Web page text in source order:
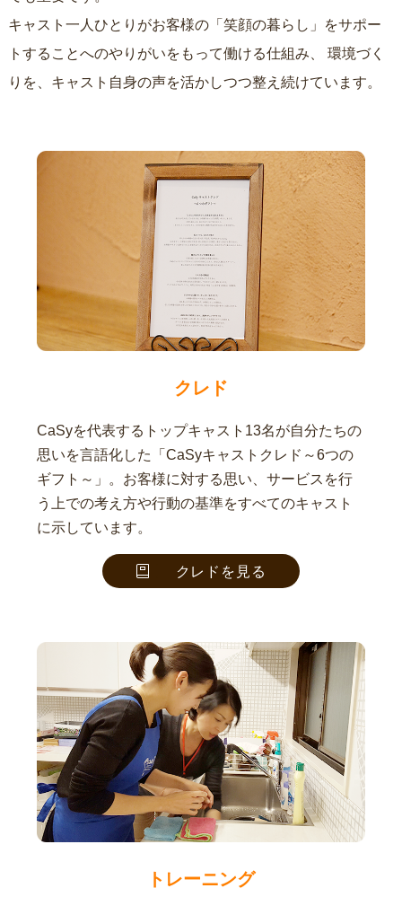
キャスト一人ひとりがお客様の「笑顔の暮らし」をサポー
トすることへのやりがいをもって働ける仕組み、
りを、キャスト自身の声を活かしつつ整え続けています。
クレド
CaSyを代表するトップキャスト13名が自分たちの
思いを言語化した「CaSyキャストクレド～6つの
ギフト～」。お客様に対する思い、サービスを行
う上での考え方や行動の基準をすべてのキャスト
に示しています。
クレドを見る
トレーニング